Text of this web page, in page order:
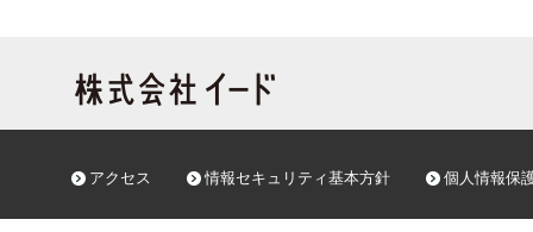
アクセス 情報セキュリティ基本方針 個人情報保